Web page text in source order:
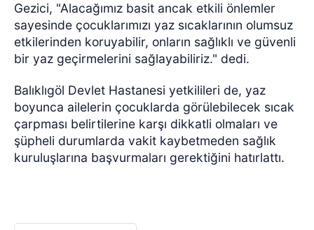
Gezici, "Alacağımız basit ancak etkili önlemler
sayesinde çocuklarımızı yaz sıcaklarının olumsuz
etkilerinden koruyabilir, onların sağlıklı ve güvenli
bir yaz geçirmelerini sağlayabiliriz." dedi.
Balıklıgöl Devlet Hastanesi yetkilileri de, yaz
boyunca ailelerin çocuklarda görülebilecek sıcak
çarpması belirtilerine karşı dikkatli olmaları ve
şüpheli durumlarda vakit kaybetmeden sağlık
kuruluşlarına başvurmaları gerektiğini hatırlattı.